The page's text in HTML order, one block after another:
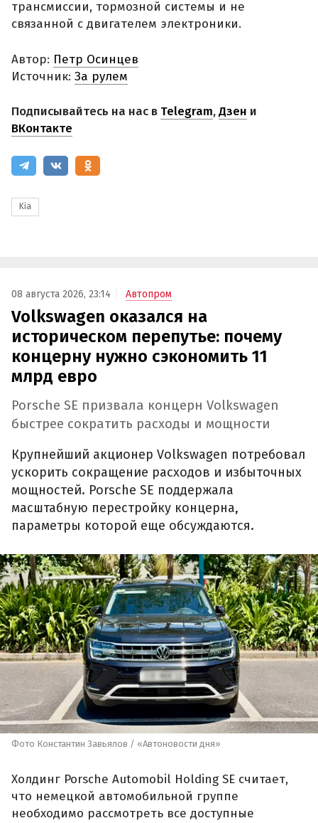
трансмиссии, тормозной системы и не
связанной с двигателем электроники.
Автор: Петр Осинцев
Источник: За рулем
Подписывайтесь на нас в Telegram,Дзен и
ВКонтакте
Kia
08 августа 2026, 23:14 Автопром
Volkswagen оказался на
историческом перепутье: почему
концерну нужно сэкономить 11
млрд евро
Porsche SE призвала концерн Volkswagen
быстрее сократить расходы и мощности
Крупнейший акционер Volkswagen потребовал
ускорить сокращение расходов и избыточных
мощностей. Porsche SE поддержала
масштабную перестройку концерна,
параметры которой еще обсуждаются.
Фото Константин Завьялов / «Автоновости дня»
Холдинг Porsche Automobil Holding SE считает,
что немецкой автомобильной группе
необходимо рассмотреть все доступные